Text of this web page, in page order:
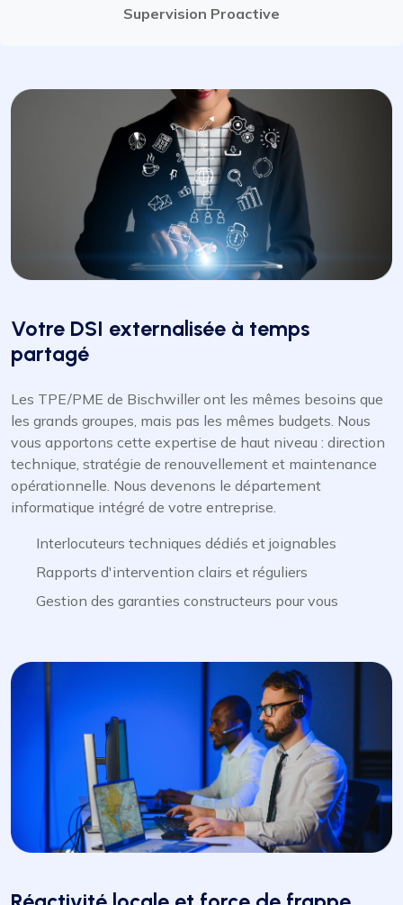
Supervision Proactive
Votre DSI externalisée à temps
partagé
Les TPE/PME de Bischwiller ont les mêmes besoins que
les grands groupes, mais pas les mêmes budgets. Nous
vous apportons cette expertise de haut niveau : direction
technique, stratégie de renouvellement et maintenance
opérationnelle. Nous devenons le département
informatique intégré de votre entreprise.
Interlocuteurs techniques dédiés et joignables
Rapports d'intervention clairs et réguliers
Gestion des garanties constructeurs pour vous